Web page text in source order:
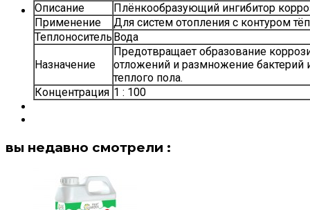
Описание
Плёнкообразующий ингибитор
Применение
Для систем отопления с контуром
Теплоноситель Вода
Назначение
Предотвращает образование
отложений и размножение бактерий
теплого пола.
Концентрация 1 : 100
вы недавно смотрели :